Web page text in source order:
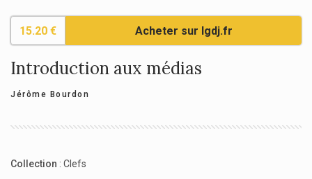
15.20 € Acheter sur lgdj.fr
Introduction aux médias
Jérôme Bourdon
Collection : Clefs